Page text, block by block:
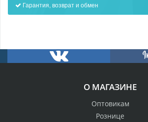
Гарантия, возврат и обмен
О МАГАЗИНЕ
Оптовикам
Рознице